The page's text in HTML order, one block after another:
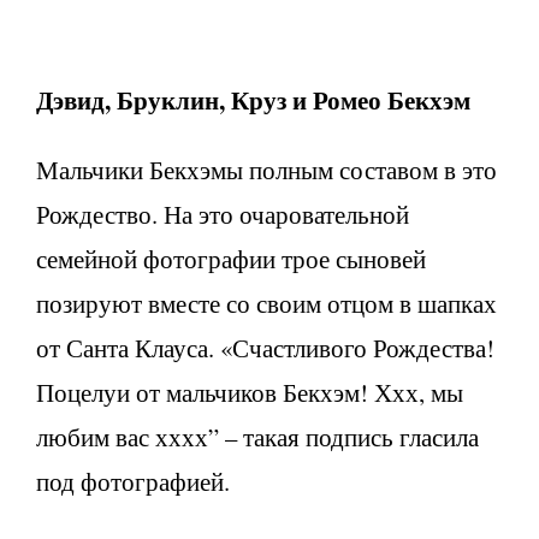
Дэвид, Бруклин, Круз и Ромео Бекхэм
Мальчики Бекхэмы полным составом в это
Рождество. На это очаровательной
семейной фотографии трое сыновей
позируют вместе со своим отцом в шапках
от Санта Клауса. «Счастливого Рождества!
Поцелуи от мальчиков Бекхэм! Ххх, мы
любим вас хххх” – такая подпись гласила
под фотографией.